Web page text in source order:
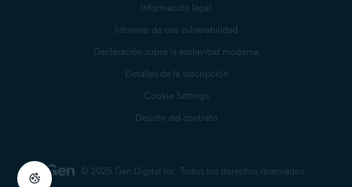
© 2025 Gen Digital Inc. Todos los derechos reservados.
Información legal
Informar de una vulnerabilidad
Declaración sobre la esclavitud moderna
Detalles de la suscripción
Cookie Settings
Desistir del contrato